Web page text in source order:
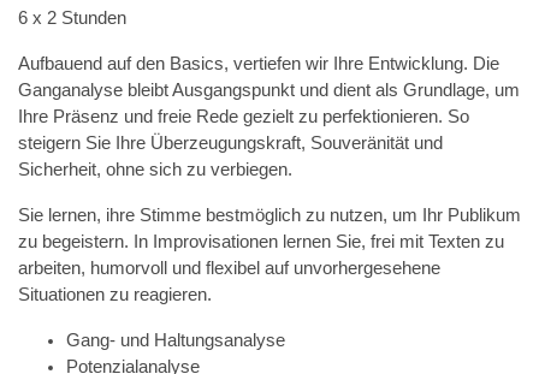
6 x 2 Stunden
Aufbauend auf den Basics, vertiefen wir Ihre Entwicklung. Die
Ganganalyse bleibt Ausgangspunkt und dient als Grundlage, um
Ihre Präsenz und freie Rede gezielt zu perfektionieren. So
steigern Sie Ihre Überzeugungskraft, Souveränität und
Sicherheit, ohne sich zu verbiegen.
Sie lernen, ihre Stimme bestmöglich zu nutzen, um Ihr Publikum
zu begeistern. In Improvisationen lernen Sie, frei mit Texten zu
arbeiten, humorvoll und flexibel auf unvorhergesehene
Situationen zu reagieren.
Gang- und Haltungsanalyse
Potenzialanalyse